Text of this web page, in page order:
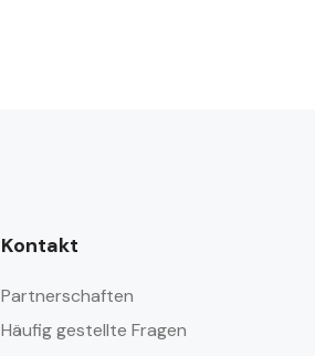
Kontakt
Partnerschaften
Häufig gestellte Fragen